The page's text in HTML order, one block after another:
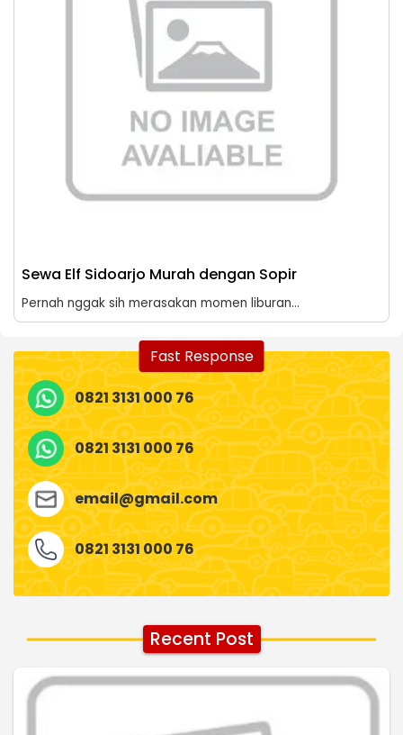
Sewa Elf Sidoarjo Murah dengan Sopir
Pernah nggak sih merasakan momen liburan...
Fast Response
0821 3131 000 76
0821 3131 000 76
email@gmail.com
0821 3131 000 76
Recent Post